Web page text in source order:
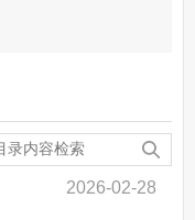
2026-02-28